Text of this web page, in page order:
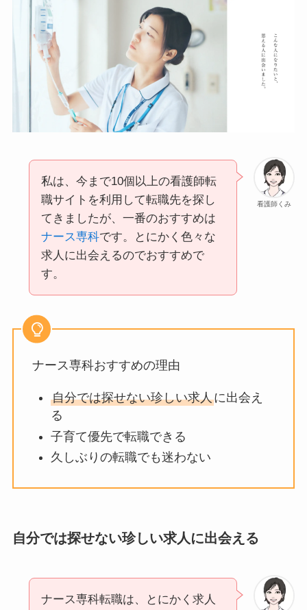
看護師くみ
私は、今まで10個以上の看護師転
職サイトを利用して転職先を探し
てきましたが、一番のおすすめは
ナース専科です。とにかく色々な
求人に出会えるのでおすすめで
す。
ナース専科おすすめの理由
自分では探せない珍しい求人に出会え
る
子育て優先で転職できる
久しぶりの転職でも迷わない
自分では探せない珍しい求人に出会える
ナース専科転職は、とにかく求人